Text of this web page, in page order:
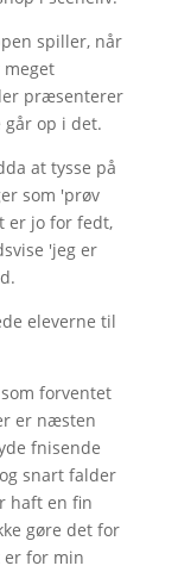
spiller, når
præsenterer
går op i det.
at tysse på
som 'prøv
er jo for fedt,
'jeg er
eleverne til
forventet
er næsten
fnisende
snart falder
haft en fin
gøre det for
er for min